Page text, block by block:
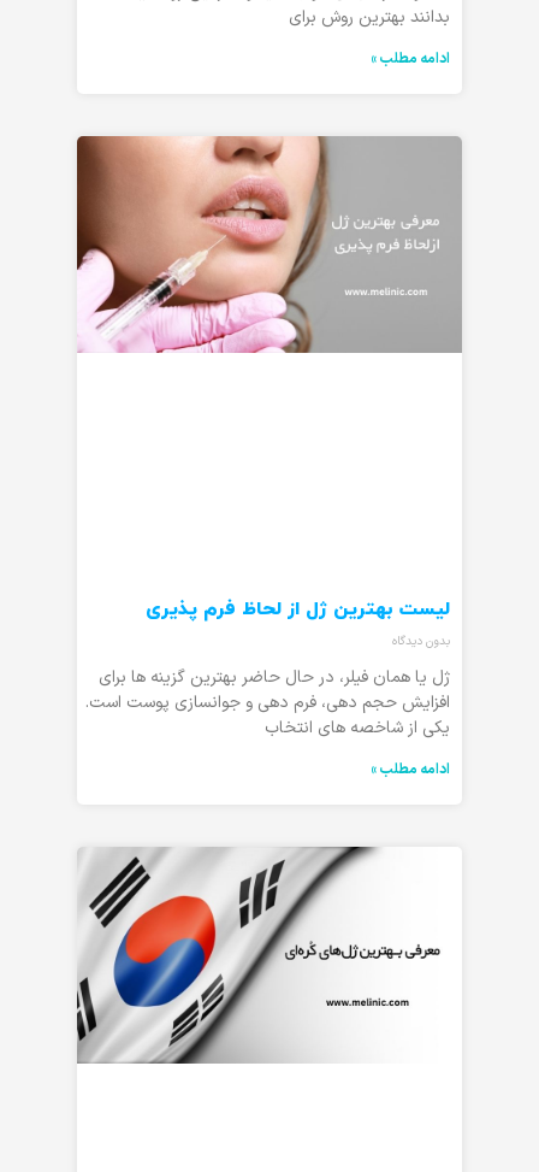
بدانند بهترین روش برای
ادامه مطلب »
لیست بهترین ژل از لحاظ فرم پذیری
بدون دیدگاه
ژل یا همان فیلر، در حال حاضر بهترین گزینه ها برای
افزایش حجم دهی، فرم دهی و جوانسازی پوست است.
یکی از شاخصه های انتخاب
ادامه مطلب »